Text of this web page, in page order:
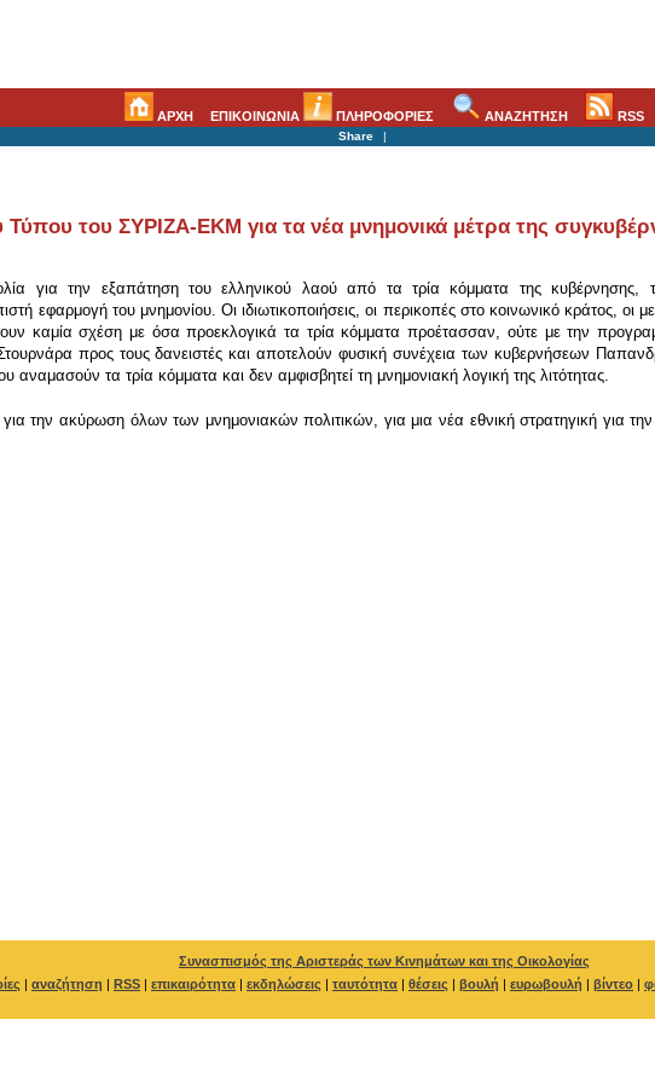
ΑΡΧΗ ΕΠΙΚΟΙΝΩΝΙΑ ΠΛΗΡΟΦΟΡΙΕΣ ΑΝΑΖΗΤΗΣΗ RSS
Share |
Τύπου του ΣΥΡΙΖΑ-ΕΚΜ για τα νέα μνημονικά μέτρα της
για την εξαπάτηση του ελληνικού λαού από τα τρία κόμματα της
εφαρμογή του μνημονίου. Οι ιδιωτικοποιήσεις, οι περικοπές στο κοινωνικό κράτος, οι
καμία σχέση με όσα προεκλογικά τα τρία κόμματα προέτασσαν, ούτε με την
προς τους δανειστές και αποτελούν φυσική συνέχεια των κυβερνήσεων
τα τρία κόμματα και δεν αμφισβητεί τη μνημονιακή λογική της λιτότητας.
την ακύρωση όλων των μνημονιακών πολιτικών, για μια νέα εθνική στρατηγική για
Συνασπισμός της Αριστεράς των Κινημάτων και της Οικολογίας
| αναζήτηση | RSS | επικαιρότητα | εκδηλώσεις | ταυτότητα | θέσεις | βουλή | ευρωβουλή | βίντεο |